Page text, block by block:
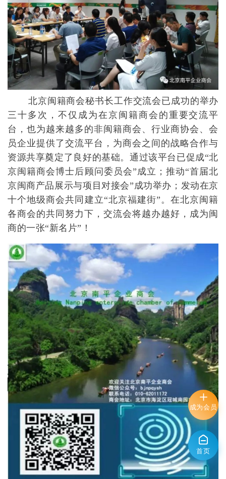
北京闽籍商会秘书长工作交流会已成功的举办
三十多次，不仅成为在京闽籍商会的重要交流平
台，也为越来越多的非闽籍商会、行业商协会、会
员企业提供了交流平台，为商会之间的战略合作与
资源共享奠定了良好的基础。通过该平台已促成“北
京闽籍商会博士后顾问委员会”成立；推动“首届北
京闽商产品展示与项目对接会”成功举办；发动在京
十个地级商会共同建立“北京福建街”。在北京闽籍
各商会的共同努力下，交流会将越办越好，成为闽
商的一张“新名片”！
成为会员
首页